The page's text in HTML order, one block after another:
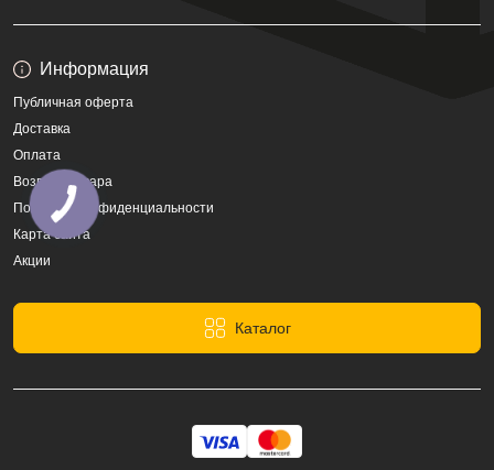
Информация
Публичная оферта
Доставка
Оплата
Возврат товара
Политика конфиденциальности
Карта сайта
Акции
Каталог